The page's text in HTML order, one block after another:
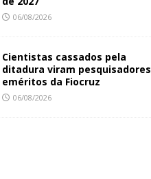
06/08/2026
Cientistas cassados pela
ditadura viram pesquisadores
eméritos da Fiocruz
06/08/2026